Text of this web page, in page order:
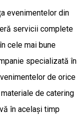
evenimentelor din
servicii complete
cele mai bune
specializată în
de orice
de catering
în același timp